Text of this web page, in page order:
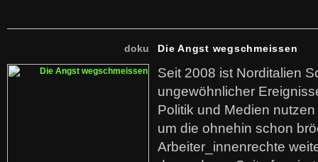
doku Die Angst wegschmeissen
Seit 2008 ist Norditalien
ungewöhnlicher
Politik und Medien
um die ohnehin schon
Arbeiter_innenrechte